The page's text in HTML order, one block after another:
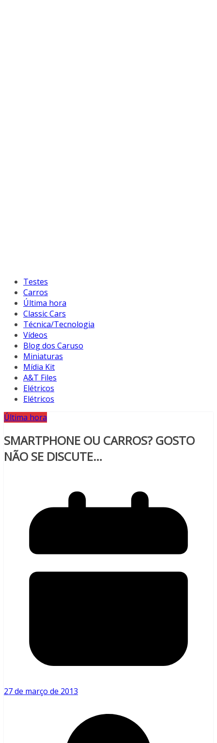
Testes
Carros
Última hora
Classic Cars
Técnica/Tecnologia
Vídeos
Blog dos Caruso
Miniaturas
Mídia Kit
A&T Files
Elétricos
Elétricos
Última hora
SMARTPHONE OU CARROS? GOSTO
NÃO SE DISCUTE…
27 de março de 2013